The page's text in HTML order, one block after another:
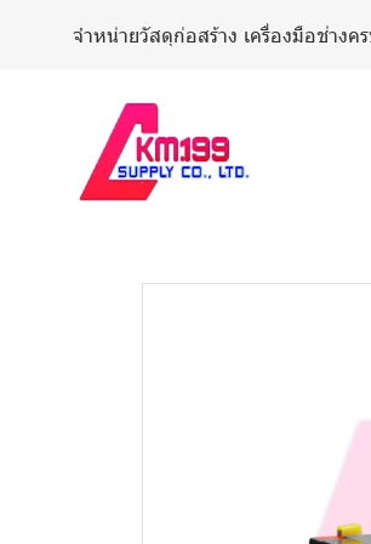
จำหน่ายวัสดุก่อสร้าง เครื่องมือช่างค